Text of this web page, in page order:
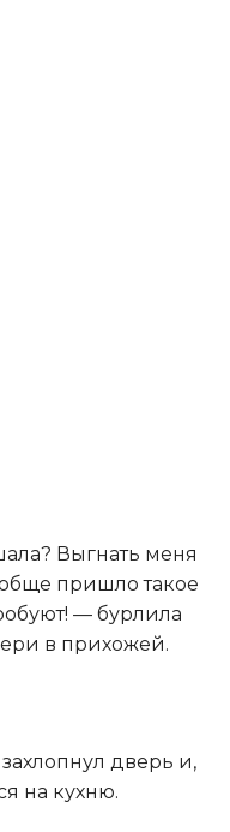
Выгнать меня
пришло такое
— бурлила
в прихожей.
дверь и,
на кухню.